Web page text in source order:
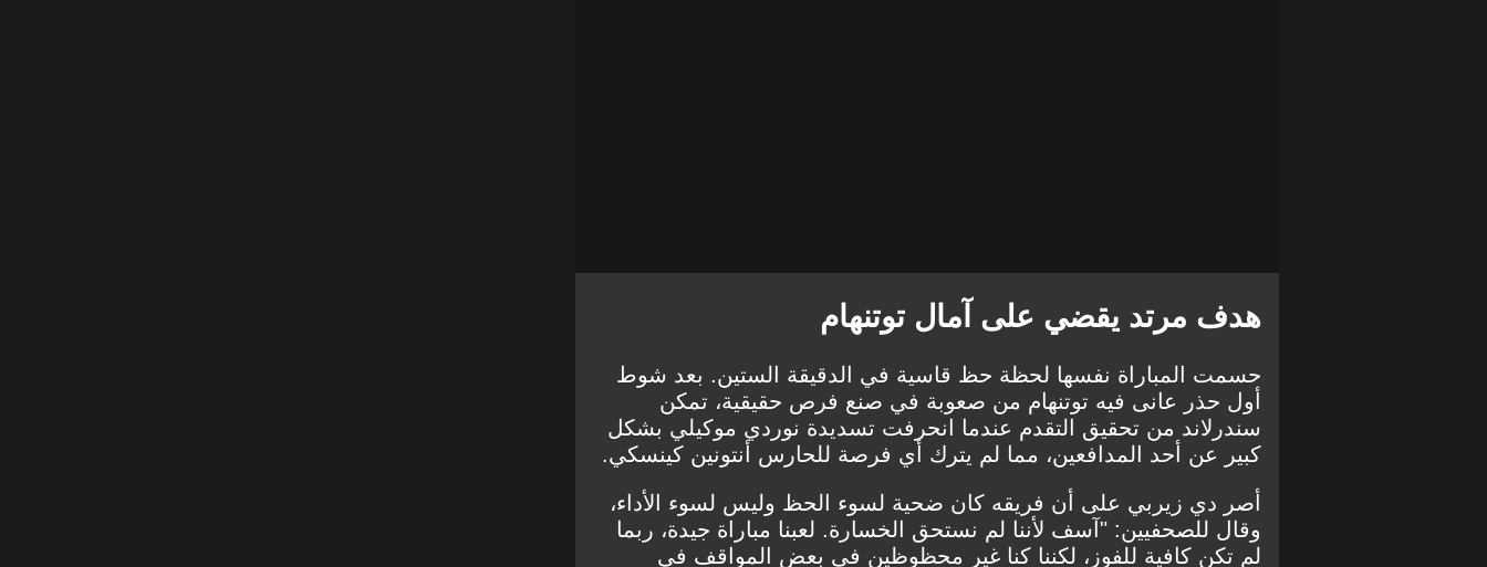
هدف مرتد يقضي على آمال توتنهام
حسمت المباراة نفسها لحظة حظ قاسية في الدقيقة الستين. بعد شوط
أول حذر عانى فيه توتنهام من صعوبة في صنع فرص حقيقية، تمكن
سندرلاند من تحقيق التقدم عندما انحرفت تسديدة نوردي موكيلي بشكل
كبير عن أحد المدافعين، مما لم يترك أي فرصة للحارس أنتونين كينسكي.
أصر دي زيربي على أن فريقه كان ضحية لسوء الحظ وليس لسوء الأداء،
وقال للصحفيين: "آسف لأننا لم نستحق الخسارة. لعبنا مباراة جيدة، ربما
لم تكن كافية للفوز، لكننا كنا غير محظوظين في بعض المواقف في